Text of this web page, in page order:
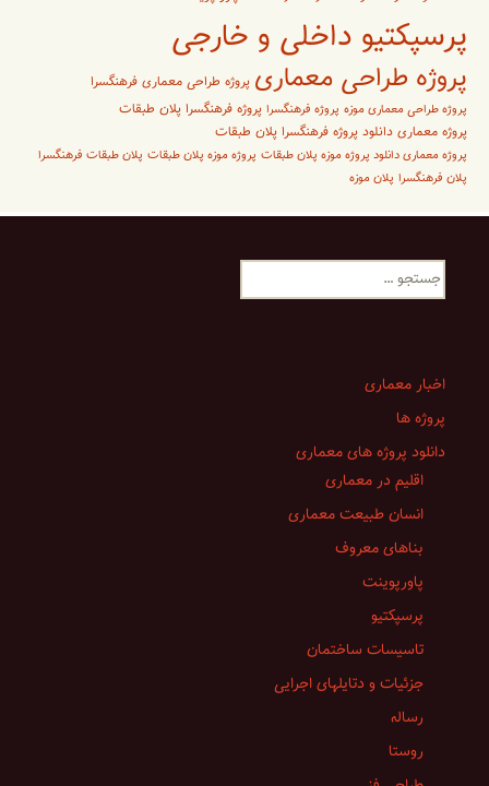
پرسپکتیو داخلی و خارجی
پروژه طراحی معماری پروژه طراحی معماری فرهنگسرا
پروژه طراحی معماری موزه پروژه فرهنگسرا پروژه فرهنگسرا پلان طبقات
پروژه معماری دانلود پروژه فرهنگسرا پلان طبقات
پروژه معماری دانلود پروژه موزه پلان طبقات پروژه موزه پلان طبقات پلان طبقات فرهنگسرا
پلان فرهنگسرا پلان موزه
جستجو
برای:
اخبار معماری
پروژه ها
دانلود پروژه های معماری
اقلیم در معماری
انسان طبیعت معماری
بناهای معروف
پاورپوینت
پرسپکتیو
تاسیسات ساختمان
جزئیات و دتایلهای اجرایی
رساله
روستا